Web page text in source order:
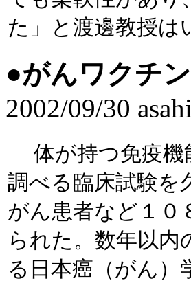
た」と渡邊教授は
●がんワクチ
2002/09/30 asahi
体が持つ免疫
調べる臨床試験を
がん患者など１０
られた。数年以内
る日本癌（がん）